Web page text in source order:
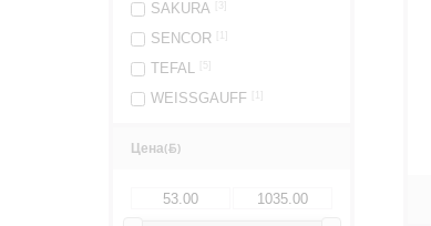
SAKURA
SENCOR
TEFAL [5]
WEISSGAUFF
Цена( )